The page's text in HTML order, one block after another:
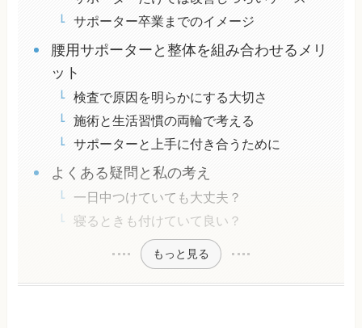
サポーター卒業までのイメージ
腰用サポーターと整体を組み合わせるメリ
ット
検査で原因を明らかにする大切さ
施術と生活習慣の両輪で考える
サポーターと上手に付き合うために
よくある疑問と私の考え
一日中つけていても大丈夫？
寝るときも付けていて良い？
もっと見る